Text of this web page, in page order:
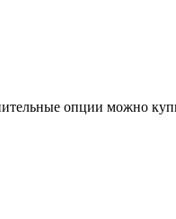
опции можно